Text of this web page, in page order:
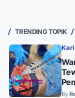
TRENDING TOPIK
By